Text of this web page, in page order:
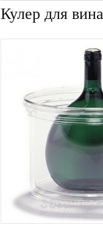
Кулер для